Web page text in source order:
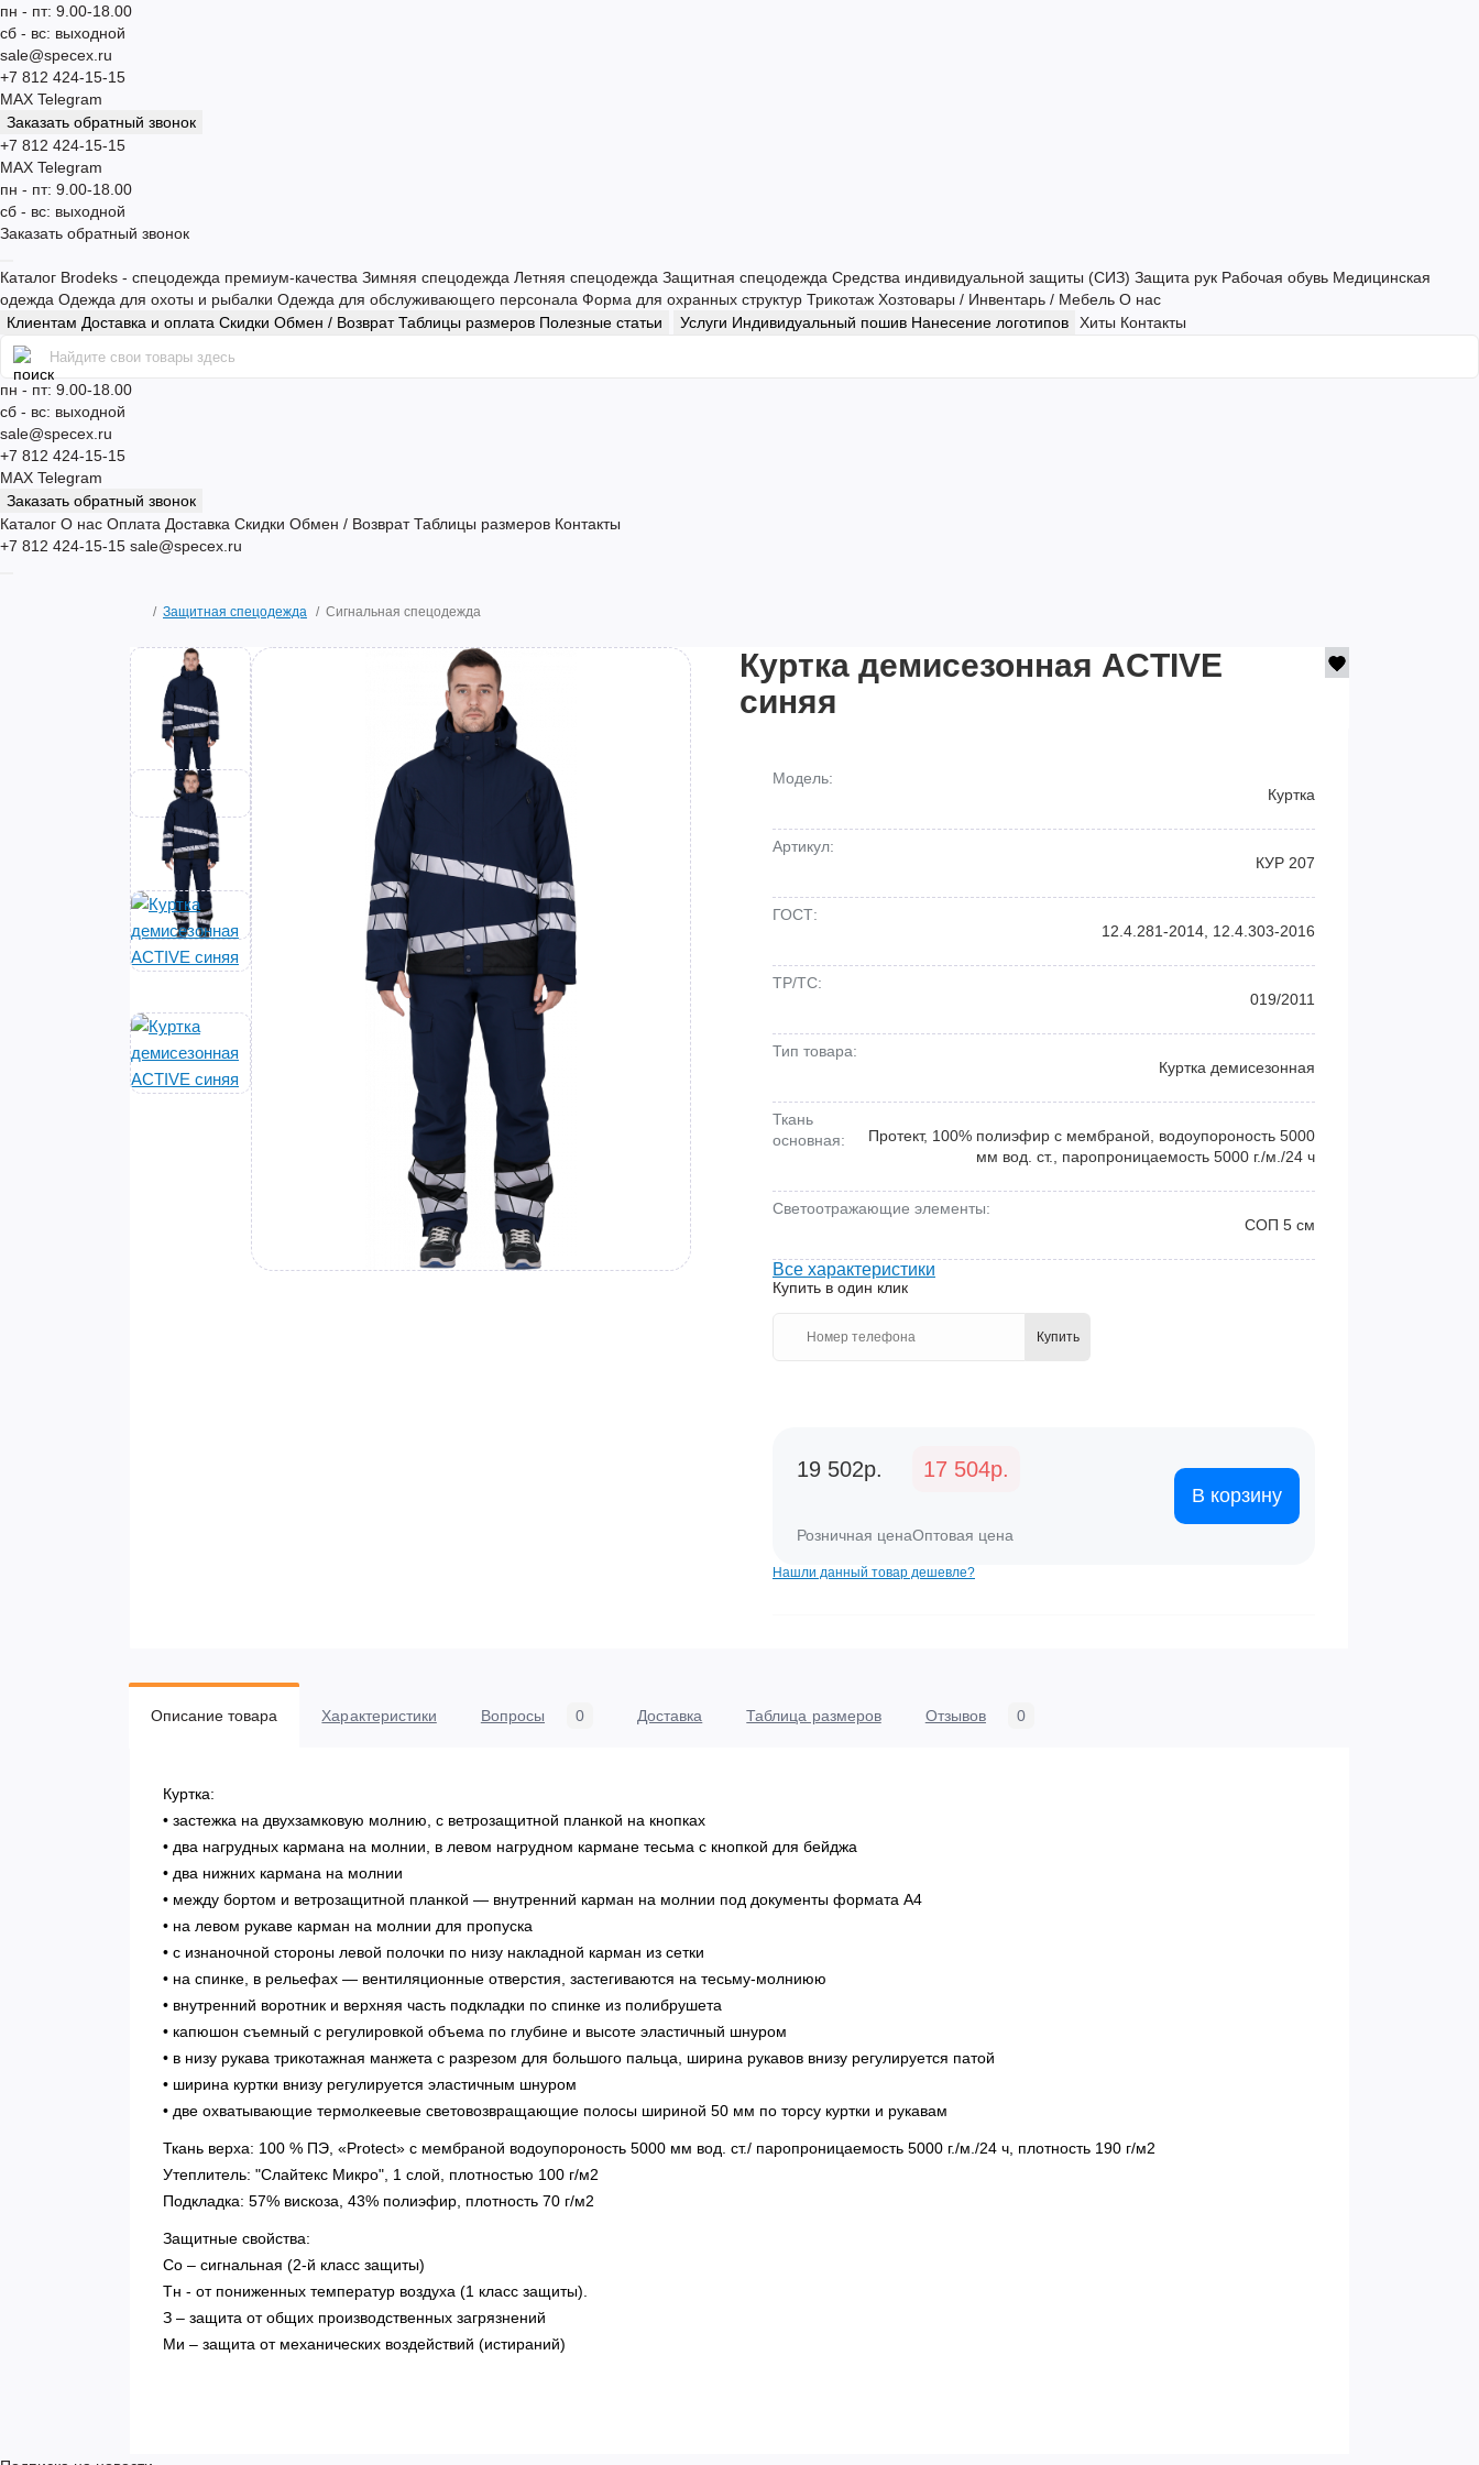
пн - пт: 9.00-18.00
сб - вс: выходной
sale@specex.ru
+7 812 424-15-15
MAX Telegram
Заказать обратный звонок
+7 812 424-15-15
MAX Telegram
пн - пт: 9.00-18.00
сб - вс: выходной
Заказать обратный звонок
Каталог Brodeks - спецодежда премиум-качества Зимняя спецодежда Летняя спецодежда Защитная спецодежда Средства индивидуальной защиты (СИЗ) Защита рук Рабочая обувь Медицинская
одежда Одежда для охоты и рыбалки Одежда для обслуживающего персонала Форма для охранных структур Трикотаж Хозтовары / Инвентарь / Мебель О нас
Клиентам Доставка и оплата Скидки Обмен / ВозвратТаблицы размеров Полезные статьи Услуги Индивидуальный пошив Нанесение логотипов Хиты Контакты
пн - пт: 9.00-18.00
сб - вс: выходной
sale@specex.ru
+7 812 424-15-15
MAX Telegram
Заказать обратный звонок
Каталог О нас Оплата Доставка Скидки Обмен / Возврат Таблицы размеров Контакты
+7 812 424-15-15 sale@specex.ru
Защитная спецодежда Сигнальная спецодежда
Куртка демисезонная ACTIVE
синяя
Модель:
Куртка
Артикул:
КУР 207
ГОСТ:
12.4.281-2014, 12.4.303-2016
ТР/ТС:
019/2011
Тип товара:
Куртка демисезонная
Ткань
основная:
Протект, 100% полиэфир с мембраной, водоупороность 5000
мм вод. ст., паропроницаемость 5000 г./м./24 ч
Светоотражающие элементы:
СОП 5 см
Все характеристики
Купить в один клик
Купить
19 502р.
Розничная цена
17 504р.
Оптовая цена
В корзину
Нашли данный товар дешевле?
Описание товара Характеристики Вопросы 0 Доставка Таблица размеров Отзывов 0
Куртка:
• застежка на двухзамковую молнию, с ветрозащитной планкой на кнопках
• два нагрудных кармана на молнии, в левом нагрудном кармане тесьма с кнопкой для бейджа
• два нижних кармана на молнии
• между бортом и ветрозащитной планкой — внутренний карман на молнии под документы формата А4
• на левом рукаве карман на молнии для пропуска
• с изнаночной стороны левой полочки по низу накладной карман из сетки
• на спинке, в рельефах — вентиляционные отверстия, застегиваются на тесьму-молниюю
• внутренний воротник и верхняя часть подкладки по спинке из полибрушета
• капюшон съемный с регулировкой объема по глубине и высоте эластичный шнуром
• в низу рукава трикотажная манжета с разрезом для большого пальца, ширина рукавов внизу регулируется патой
• ширина куртки внизу регулируется эластичным шнуром
• две охватывающие термолкеевые световозвращающие полосы шириной 50 мм по торсу куртки и рукавам
Ткань верха: 100 % ПЭ, «Protect» с мембраной водоупороность 5000 мм вод. ст./ паропроницаемость 5000 г./м./24 ч, плотность 190 г/м2
Утеплитель: "Слайтекс Микро", 1 слой, плотностью 100 г/м2
Подкладка: 57% вискоза, 43% полиэфир, плотность 70 г/м2
Защитные свойства:
Со – сигнальная (2-й класс защиты)
Тн - от пониженных температур воздуха (1 класс защиты).
З – защита от общих производственных загрязнений
Ми – защита от механических воздействий (истираний)